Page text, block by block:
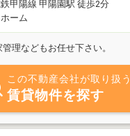
甲陽線 甲陽園駅 徒歩2分
ーム
理などもお任せ下さい。
この不動産会社が取り扱う
賃貸物件を探す